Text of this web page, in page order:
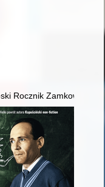
jako źródło do
Rocznik Zamkowy. R.